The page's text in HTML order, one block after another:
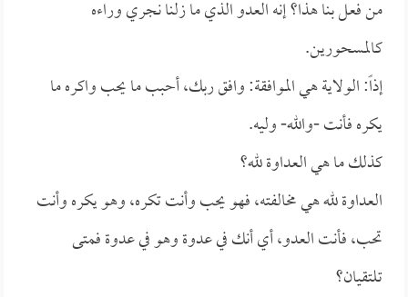
من فعل بنا هذا؟ إنه العدو الذي ما زلنا نجري وراءه
كالمسحورين.
إذاً: الولاية هي الموافقة: وافق ربك، أحبب ما يحب واكره ما
يكره فأنت -والله- وليه.
كذلك ما هي العداوة لله؟
العداوة لله هي مخالفته، فهو يحب وأنت تكره، وهو يكره وأنت
تحب، فأنت العدو، أي أنك في عدوة وهو في عدوة فمتى
تلتقيان؟